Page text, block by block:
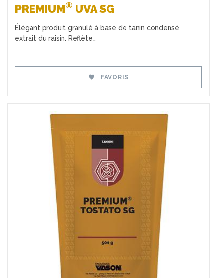
PREMIUM® UVA SG
Élégant produit granulé à base de tanin condensé
extrait du raisin. Reflète…
FAVORIS
Favoris